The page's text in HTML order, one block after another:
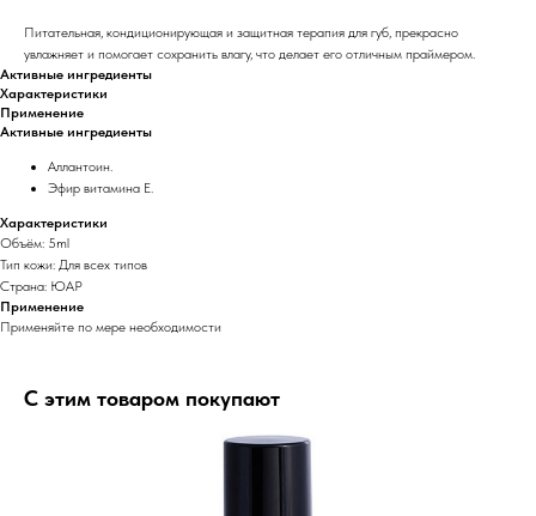
Питательная, кондиционирующая и защитная терапия для губ, прекрасно
увлажняет и помогает сохранить влагу, что делает его отличным праймером.
Активные ингредиенты
Характеристики
Применение
Активные ингредиенты
Аллантоин.
Эфир витамина Е.
Характеристики
Объём: 5ml
Тип кожи: Для всех типов
Страна: ЮАР
Применение
Применяйте по мере необходимости
С этим товаром покупают